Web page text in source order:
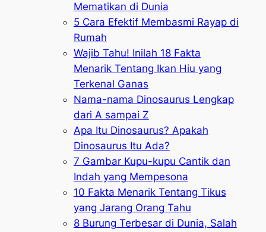
Mematikan di Dunia
5 Cara Efektif Membasmi Rayap di
Rumah
Wajib Tahu! Inilah 18 Fakta
Menarik Tentang Ikan Hiu yang
Terkenal Ganas
Nama-nama Dinosaurus Lengkap
dari A sampai Z
Apa Itu Dinosaurus? Apakah
Dinosaurus Itu Ada?
7 Gambar Kupu-kupu Cantik dan
Indah yang Mempesona
10 Fakta Menarik Tentang Tikus
yang Jarang Orang Tahu
8 Burung Terbesar di Dunia, Salah